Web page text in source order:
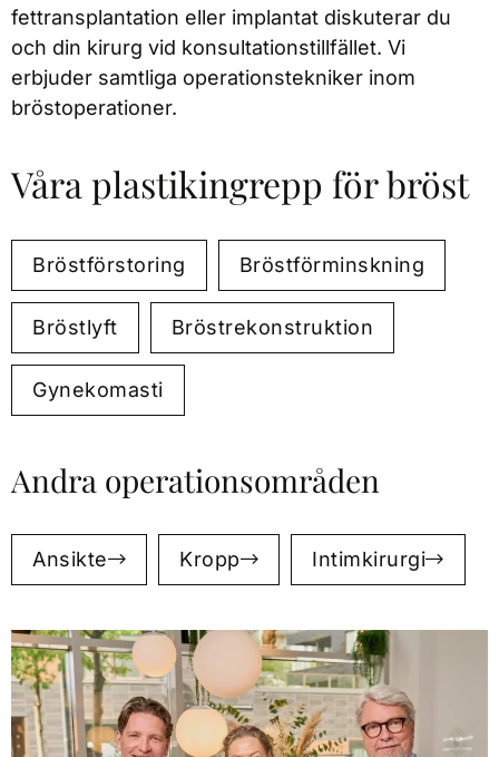
fettransplantation eller implantat diskuterar du
och din kirurg vid konsultationstillfället. Vi
erbjuder samtliga operationstekniker inom
bröstoperationer.
Våra plastikingrepp för bröst
Bröstförstoring Bröstförminskning
Bröstlyft Bröstrekonstruktion
Gynekomasti
Andra operationsområden
Ansikte Kropp Intimkirurgi